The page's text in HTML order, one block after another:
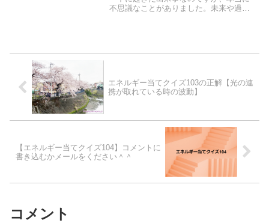
不思議なことがありました。未来や過去
エネルギー当てクイズ103の正解【光の連
携が取れている時の波動】
【エネルギー当てクイズ104】コメントに
書き込むかメールをください＾＾
コメント